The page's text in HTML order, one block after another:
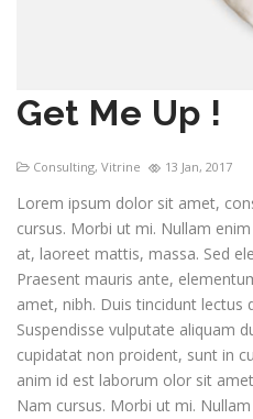
Get Me Up !
Consulting, Vitrine 13 Jan, 2017
Lorem ipsum dolor sit amet,
cursus. Morbi ut mi. Nullam
at, laoreet mattis, massa. Sed
Praesent mauris ante,
amet, nibh. Duis tincidunt lectus
Suspendisse vulputate aliquam
cupidatat non proident, sunt in
anim id est laborum olor sit
Nam cursus. Morbi ut mi.